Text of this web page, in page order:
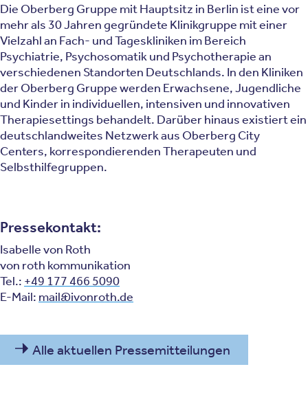
Die Oberberg Gruppe mit Hauptsitz in Berlin ist eine vor
mehr als 30 Jahren gegründete Klinikgruppe mit einer
Vielzahl an Fach- und Tageskliniken im Bereich
Psychiatrie, Psychosomatik und Psychotherapie an
verschiedenen Standorten Deutschlands. In den Kliniken
der Oberberg Gruppe werden Erwachsene, Jugendliche
und Kinder in individuellen, intensiven und innovativen
Therapiesettings behandelt. Darüber hinaus existiert ein
deutschlandweites Netzwerk aus Oberberg City
Centers, korrespondierenden Therapeuten und
Selbsthilfegruppen.
Pressekontakt:
Isabelle von Roth
von roth kommunikation
Tel.: +49 177 466 5090
E-Mail: mail@ivonroth.de
Alle aktuellen Pressemitteilungen